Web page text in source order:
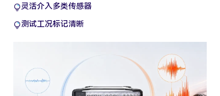
灵活介入多类传感器
测试工况标记清晰